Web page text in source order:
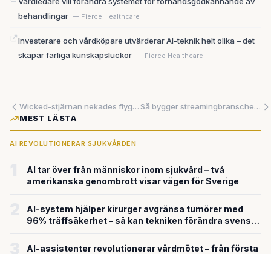
behandlingar — Fierce Healthcare
Investerare och vårdköpare utvärderar AI-teknik helt olika – det
skapar farliga kunskapsluckor — Fierce Healthcare
Wicked-stjärnan nekades flygtransport på grund av sin rullstol
Så bygger streamingbranschen sin strategi – med spanska thrillers och japanska kulturfestivaler
MEST LÄSTA
AI REVOLUTIONERAR SJUKVÅRDEN
AI tar över från människor inom sjukvård – två
amerikanska genombrott visar vägen för Sverige
AI-system hjälper kirurger avgränsa tumörer med
96% träffsäkerhet – så kan tekniken förändra svensk
AI-assistenter revolutionerar vårdmötet – från första